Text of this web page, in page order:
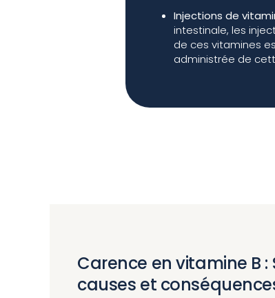
Injections de
intestinale, les
de ces vitamines
administrée de
Carence en vitamine B
causes et